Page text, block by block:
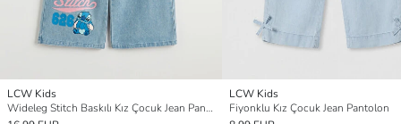
LCW Kids
Wideleg Stitch Baskılı Kız Çocuk Jean Pantolon
LCW Kids
Fiyonklu Kız Çocuk Jean Pantolon